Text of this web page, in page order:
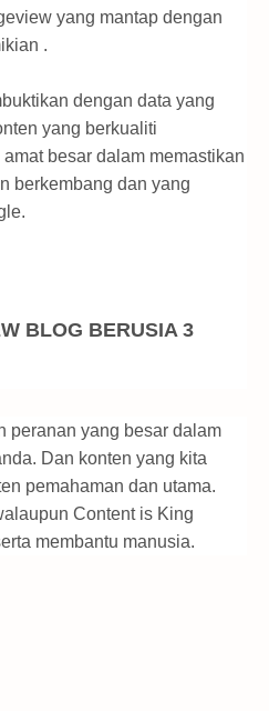
yang mantap dengan
.
dengan data yang
yang berkualiti
besar dalam memastikan
berkembang dan yang
BLOG BERUSIA 3
peranan yang besar dalam
Dan konten yang kita
pemahaman dan utama.
Content is King
membantu manusia.